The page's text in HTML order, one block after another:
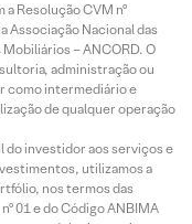
Resolução CVM nº
Associação Nacional das
– ANCORD. O
administração ou
como intermediário e
de qualquer operação
do investidor aos serviços e
utilizamos a
nos termos das
01 e do Código ANBIMA